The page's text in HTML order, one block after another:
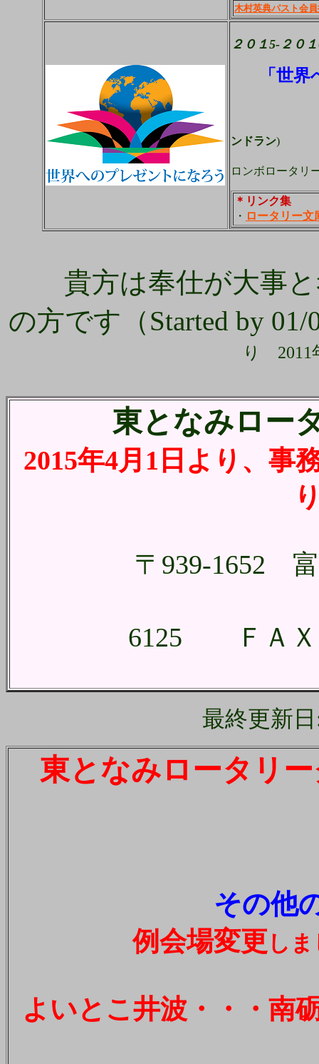
木村英典パスト会
２０１5‐２０
「 世界
ンドラン)
ロンボロータリ
＊リンク集
・ ロータリー文
貴方は奉仕が大事と
の方です（Started by
り 2011
東となみロー
2015年4月1日より、事
〒939-1652 富
6125 ＦＡＸ
最終更新日
東となみロータリ
その他
例会場変更 し
よいとこ井波・・・南